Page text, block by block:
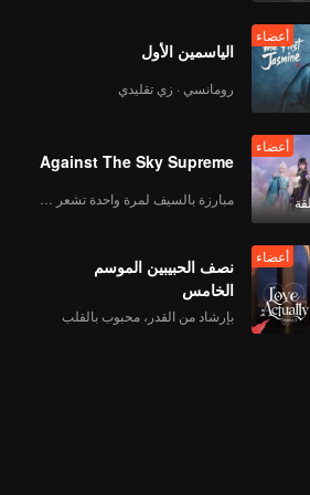
أعضاء
الياسمين الأول
رومانسي · زي تقليدي
أعضاء
Against The Sky Supreme
أعضاء
نصف الحبيبين الموسم
الخامس
بإرشاد من القدر، محبوب بالقلب